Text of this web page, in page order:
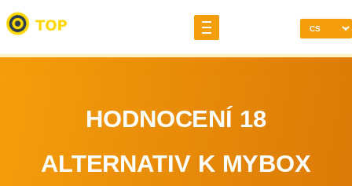
HODNOCENÍ 18
ALTERNATIV K MYBOX